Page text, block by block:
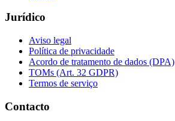
Jurídico
Aviso legal
Política de privacidade
Acordo de tratamento de dados (DPA)
TOMs (Art. 32 GDPR)
Termos de serviço
Contacto